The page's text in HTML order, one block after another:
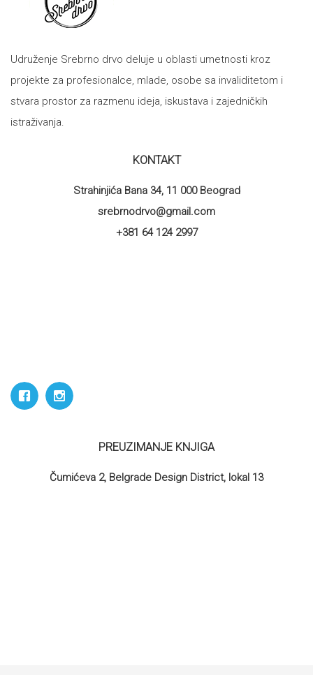
Udruženje Srebrno drvo deluje u oblasti umetnosti kroz
projekte za profesionalce, mlade, osobe sa invaliditetom i
stvara prostor za razmenu ideja, iskustava i zajedničkih
istraživanja.
KONTAKT
Strahinjića Bana 34, 11 000 Beograd
srebrnodrvo@gmail.com
+381 64 124 2997
PREUZIMANJE KNJIGA
Čumićeva 2, Belgrade Design District, lokal 13